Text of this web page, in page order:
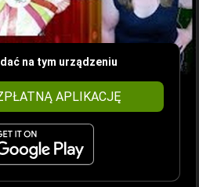
na tym urządzeniu
APLIKACJĘ